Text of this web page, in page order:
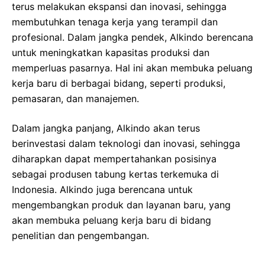
terus melakukan ekspansi dan inovasi, sehingga
membutuhkan tenaga kerja yang terampil dan
profesional. Dalam jangka pendek, Alkindo berencana
untuk meningkatkan kapasitas produksi dan
memperluas pasarnya. Hal ini akan membuka peluang
kerja baru di berbagai bidang, seperti produksi,
pemasaran, dan manajemen.
Dalam jangka panjang, Alkindo akan terus
berinvestasi dalam teknologi dan inovasi, sehingga
diharapkan dapat mempertahankan posisinya
sebagai produsen tabung kertas terkemuka di
Indonesia. Alkindo juga berencana untuk
mengembangkan produk dan layanan baru, yang
akan membuka peluang kerja baru di bidang
penelitian dan pengembangan.